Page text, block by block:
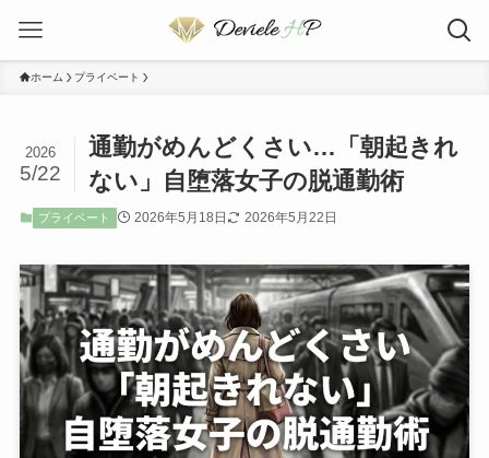
ホーム プライベート
通勤がめんどくさい…「朝起きれ
ない」自堕落女子の脱通勤術
2026
5/22
プライベート 2026年5月18日 2026年5月22日